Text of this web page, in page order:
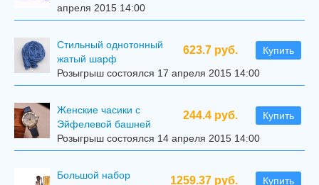
апреля 2015 14:00
623.7 руб. Купить
Стильный однотонный
жатый шарф
Розыгрыш состоялся 17 апреля 2015 14:00
244.4 руб. Купить
Женские часики с
Эйфелевой башней
Розыгрыш состоялся 14 апреля 2015 14:00
1259.37 руб. Купить
Большой набор